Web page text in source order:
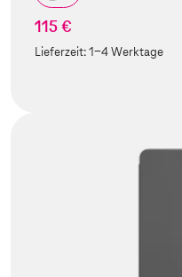
115 €
Lieferzeit:1-4 Werktage